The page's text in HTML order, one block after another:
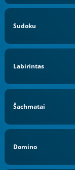
Sudoku
Labirintas
Šachmatai
Domino